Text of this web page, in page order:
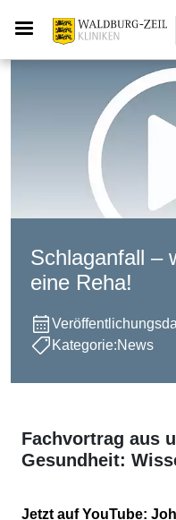
Schlaganfall –
eine Reha!
Kategorie:News
Fachvortrag aus
Gesundheit:
Jetzt auf YouTube: